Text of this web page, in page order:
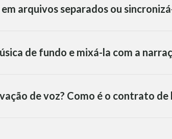
arquivos separados ou
de fundo e mixá-la com a
de voz? Como é o contrato de